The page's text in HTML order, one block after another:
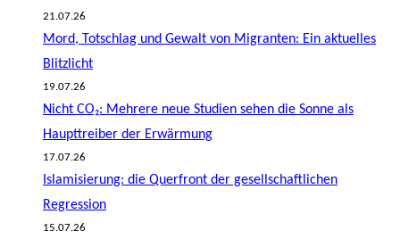
21.07.26
Mord, Totschlag und Gewalt von Migranten: Ein aktuelles
Blitzlicht
19.07.26
Nicht CO₂: Mehrere neue Studien sehen die Sonne als
Haupttreiber der Erwärmung
17.07.26
Islamisierung: die Querfront der gesellschaftlichen
Regression
15.07.26